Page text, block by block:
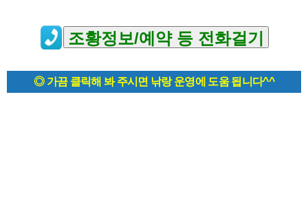
◎ 가끔 클릭해 봐 주시면 낚랑 운영에 도움 됩니다^^